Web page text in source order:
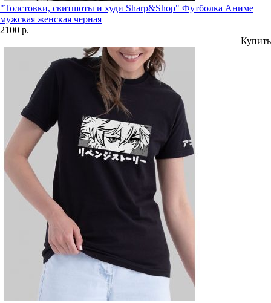
"Толстовки, свитшоты и худи Sharp&Shop" Футболка Аниме
мужская женская черная
2100 р.
Купить